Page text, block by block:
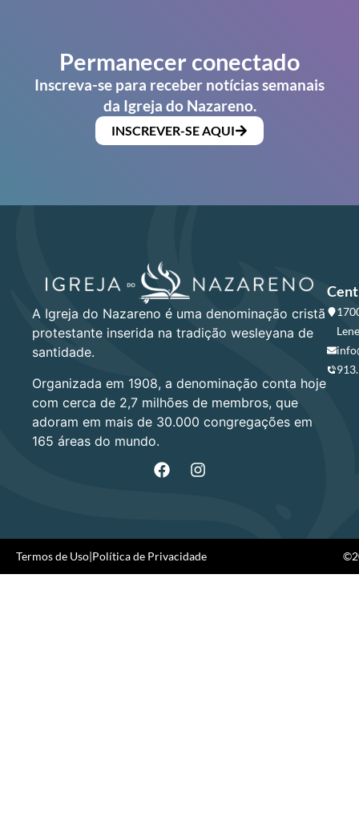
Permanecer conectado
Inscreva-se para receber notícias semanais
da Igreja do Nazareno.
INSCREVER-SE AQUI
A Igreja do Nazareno é uma denominação cristã
protestante inserida na tradição wesleyana de
santidade.
Organizada em 1908, a denominação conta hoje
com cerca de 2,7 milhões de membros, que
adoram em mais de 30.000 congregações em
165 áreas do mundo.
Termos de Uso|Política de Privacidade